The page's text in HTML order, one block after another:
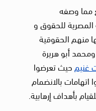
مما وصفه
المصرية للحقوق و
منهم الحقوقية
أبو هريرة
غنيمحيث تعرضوا
بالانضمام
بأهداف إرهابية.